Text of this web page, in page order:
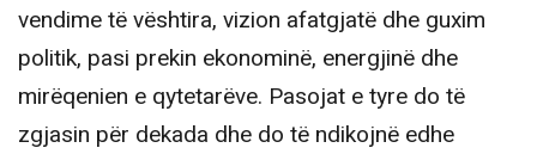
vendime të vështira, vizion afatgjatë dhe guxim
politik, pasi prekin ekonominë, energjinë dhe
mirëqenien e qytetarëve. Pasojat e tyre do të
zgjasin për dekada dhe do të ndikojnë edhe